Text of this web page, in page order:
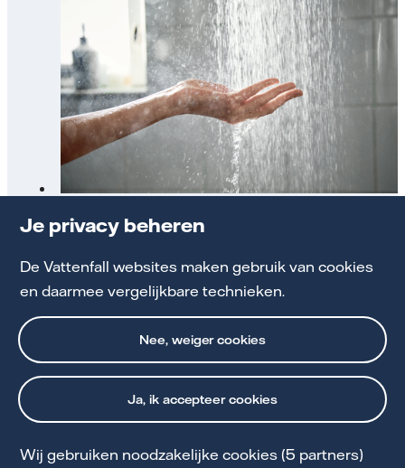
Je privacy beheren
De Vattenfall websites maken gebruik van cookies
en daarmee vergelijkbare technieken.
Ja, ik accepteer cookies
Nee, weiger cookies
Wij gebruiken noodzakelijke cookies (5 partners)
Besparen met douchen